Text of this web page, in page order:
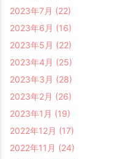
2023年7月 (22)
2023年6月 (16)
2023年5月 (22)
2023年4月 (25)
2023年3月 (28)
2023年2月 (26)
2023年1月 (19)
2022年12月 (17)
2022年11月 (24)